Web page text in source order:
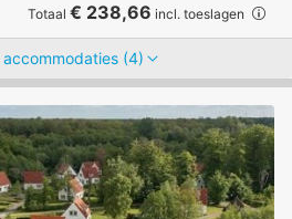
Totaal € 238,66 incl. toeslagen
accommodaties (4)